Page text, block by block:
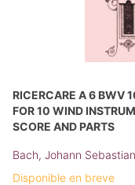
RICERCARE A 6 BWV
FOR 10 WIND
SCORE AND PARTS
Bach, Johann Sebastian
Disponible en breve